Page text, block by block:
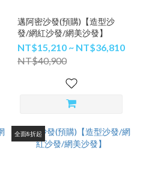
邁阿密沙發(預購)【造型沙
發/網紅沙發/網美沙發】
NT$15,210 ~ NT$36,810
NT$40,900
全面8折起